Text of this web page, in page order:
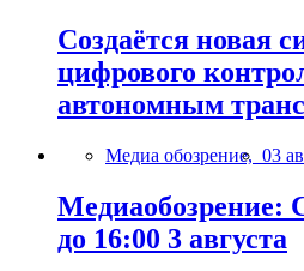
Создаётся новая
цифрового
автономным
Медиа обозрение, 03
Медиаобозрение:
до 16:00 3 августа